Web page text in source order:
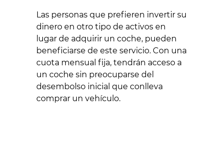
Las personas que prefieren invertir su
dinero en otro tipo de activos en
lugar de adquirir un coche, pueden
beneficiarse de este servicio. Con una
cuota mensual fija, tendrán acceso a
un coche sin preocuparse del
desembolso inicial que conlleva
comprar un vehículo.